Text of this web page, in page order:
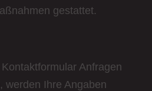
gestattet.
Anfragen
werden Ihre Angaben